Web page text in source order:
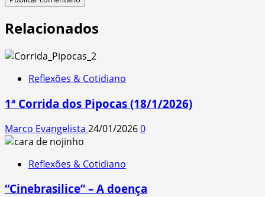
Relacionados
Reflexões & Cotidiano
1ª Corrida dos Pipocas (18/1/2026)
Marco Evangelista 24/01/20260
Reflexões & Cotidiano
“Cinebrasilice” – A doença